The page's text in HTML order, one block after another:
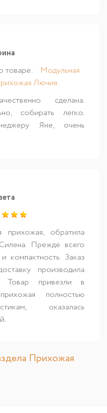
товаре:
Модульная
Лючия
сделана.
собирать легко.
Яне, очень
обратила
Прежде всего
компактность. Заказ
производила
Товар привезли в
полностью
оказалась
Прихожая